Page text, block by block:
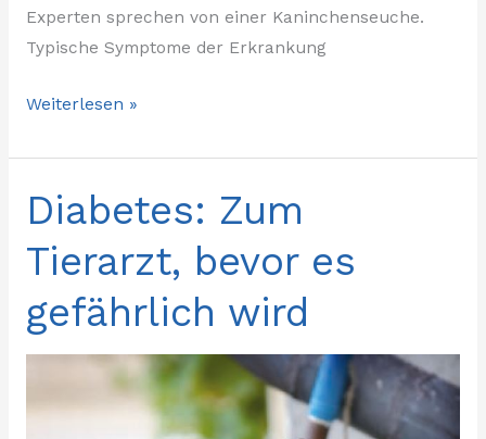
Experten sprechen von einer Kaninchenseuche.
Typische Symptome der Erkrankung
Weiterlesen »
Diabetes: Zum
Tierarzt, bevor es
gefährlich wird
Diabetes:
Zum
Tierarzt,
es
gefährlich